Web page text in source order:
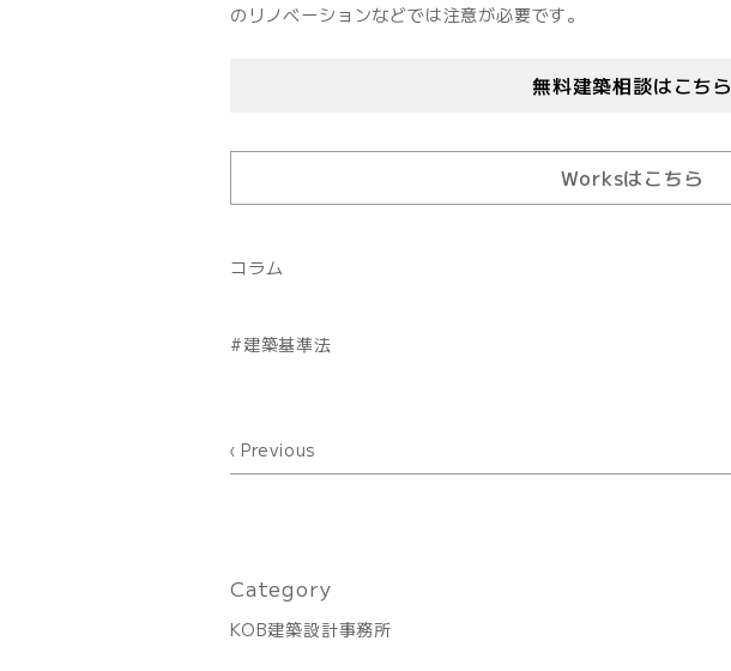
のリノベーションなどでは注意が必要です。
無料建築相談はこちら
Worksはこちら
コラム
建築基準法
Previous
Category
KOB建築設計事務所